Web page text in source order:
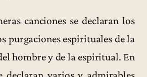
canciones se declaran los
purgaciones espirituales de la
hombre y de la espiritual. En